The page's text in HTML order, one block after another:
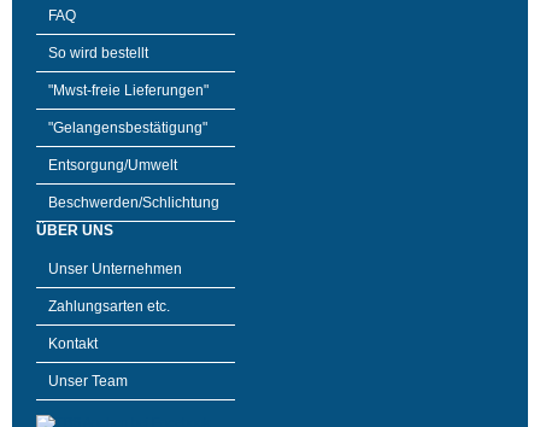
FAQ
So wird bestellt
"Mwst-freie Lieferungen"
"Gelangensbestätigung"
Entsorgung/Umwelt
Beschwerden/Schlichtung
ÜBER UNS
Unser Unternehmen
Zahlungsarten etc.
Kontakt
Unser Team